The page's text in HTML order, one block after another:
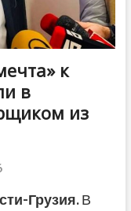
к
в
из
Грузия.В